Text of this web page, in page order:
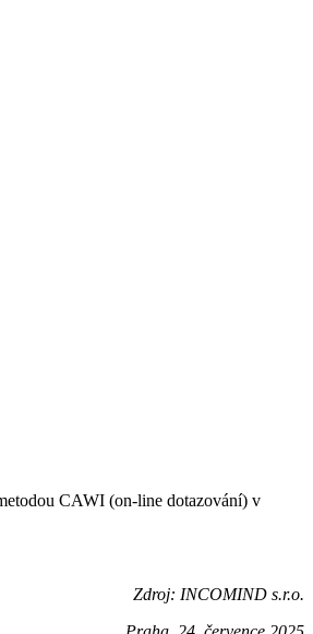
CAWI (on-line dotazování) v
Zdroj: INCOMIND s.r.o.